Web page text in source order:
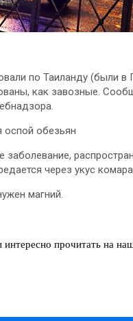
по Таиланду (были в
как завозные.
оспой обезьян
через укус
магний.